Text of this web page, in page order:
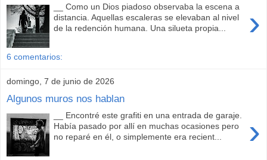
›
__ Como un Dios piadoso observaba la escena a
distancia. Aquellas escaleras se elevaban al nivel
de la redención humana. Una silueta propia...
6 comentarios:
domingo, 7 de junio de 2026
Algunos muros nos hablan
›
__ Encontré este grafiti en una entrada de garaje.
Había pasado por allí en muchas ocasiones pero
no reparé en él, o simplemente era recient...